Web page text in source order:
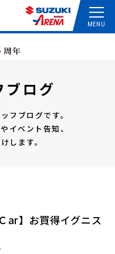
ブログ
フブログです。
イベント告知、
します。
ar】お買得イグニス